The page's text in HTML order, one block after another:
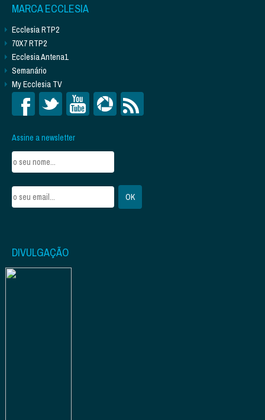
MARCA ECCLESIA
Ecclesia RTP2
70X7 RTP2
Ecclesia Antena1
Semanário
My Ecclesia TV
Assine a newsletter
DIVULGAÇÃO